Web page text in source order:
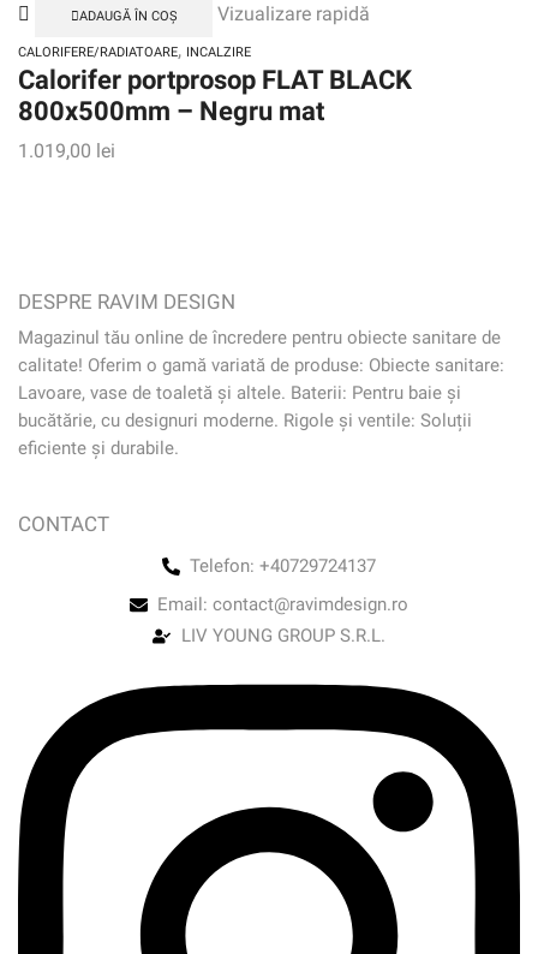
ADAUGĂ ÎN COȘ Vizualizare rapidă
CALORIFERE/RADIATOARE, INCALZIRE
Calorifer portprosop FLAT BLACK
800x500mm – Negru mat
1.019,00 lei
DESPRE RAVIM DESIGN
Magazinul tău online de încredere pentru obiecte sanitare de
calitate! Oferim o gamă variată de produse: Obiecte sanitare:
Lavoare, vase de toaletă și altele. Baterii: Pentru baie și
bucătărie, cu designuri moderne. Rigole și ventile: Soluții
eficiente și durabile.
CONTACT
Telefon: +40729724137
Email: contact@ravimdesign.ro
LIV YOUNG GROUP S.R.L.